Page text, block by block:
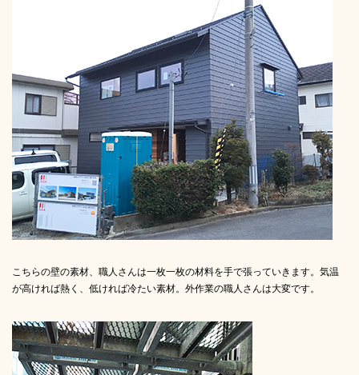
こちらの壁の素材、職人さんは一枚一枚の材料を手で張っていきます。気温
が高ければ熱く、低ければ冷たい素材。外作業の職人さんは大変です。